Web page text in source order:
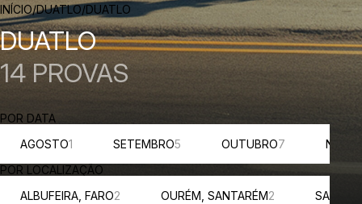
NAVEGAÇÃO
INÍCIO/DUATLO/DUATLO
DUATLO
14 PROVAS
POR DATA
AGOSTO1 SETEMBRO5 OUTUBRO7
POR LOCALIZAÇÃO
ALBUFEIRA, FARO2 OURÉM, SANTARÉM2 SALIR